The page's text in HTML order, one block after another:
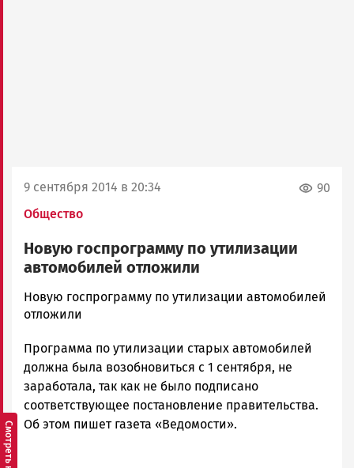
9 сентября 2014 в 20:34
Общество
90
Новую госпрограмму по утилизации
автомобилей отложили
admintimur
Новости
и
Карелии
|
Петрозаводск
ГОВОРИТ
Новую госпрограмму по утилизации автомобилей
отложили
Программа по утилизации старых автомобилей
должна была возобновиться с 1 сентября, не
заработала, так как не было подписано
соответствующее постановление правительства.
Об этом пишет газета «Ведомости».